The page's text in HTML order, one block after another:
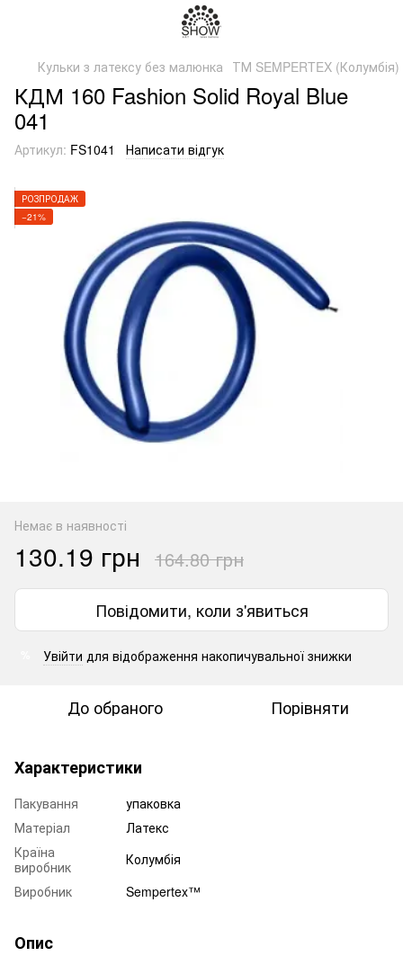
Кульки з латексу без малюнка ТМ SEMPERTEX (Колумбія)
КДМ 160 Fashion Solid Royal Blue
041
Артикул: FS1041 Написати відгук
РОЗПРОДАЖ
−21%
Немає в наявності
130.19 грн 164.80 грн
Повідомити, коли з'явиться
Увійти для відображення накопичувальної знижки
До обраного Порівняти
Характеристики
Пакування
упаковка
Матеріал
Латекс
Країна
виробник
Колумбія
Виробник
Sempertex™
Опис